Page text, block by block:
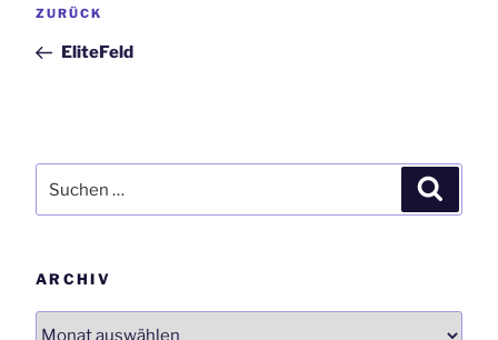
Vorheriger
ZURÜCK
EliteFeld
nach:
ARCHIV